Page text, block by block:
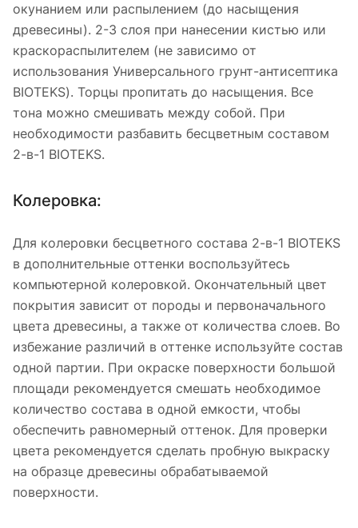
окунанием или распылением (до насыщения
древесины). 2-3 слоя при нанесении кистью или
краскораспылителем (не зависимо от
использования Универсального грунт-антисептика
BIOTEKS). Торцы пропитать до насыщения. Все
тона можно смешивать между собой. При
необходимости разбавить бесцветным составом
2-в-1 BIOTEKS.
Колеровка:
Для колеровки бесцветного состава 2-в-1 BIOTEKS
в дополнительные оттенки воспользуйтесь
компьютерной колеровкой. Окончательный цвет
покрытия зависит от породы и первоначального
цвета древесины, а также от количества слоев. Во
избежание различий в оттенке используйте состав
одной партии. При окраске поверхности большой
площади рекомендуется смешать необходимое
количество состава в одной емкости, чтобы
обеспечить равномерный оттенок. Для проверки
цвета рекомендуется сделать пробную выкраску
на образце древесины обрабатываемой
поверхности.